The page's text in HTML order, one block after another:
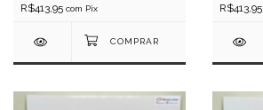
R$413,95 com Pix R$413,95